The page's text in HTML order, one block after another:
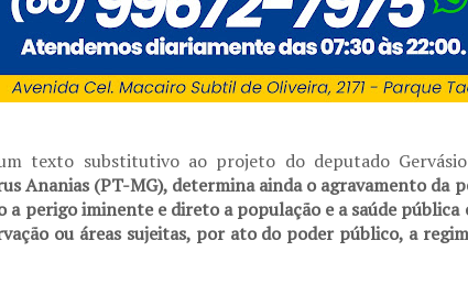
texto substitutivo ao projeto do deputado Gervásio
Ananias (PT-MG), determina ainda o agravamento da
perigo iminente e direto a população e a saúde
ou áreas sujeitas, por ato do poder público, a